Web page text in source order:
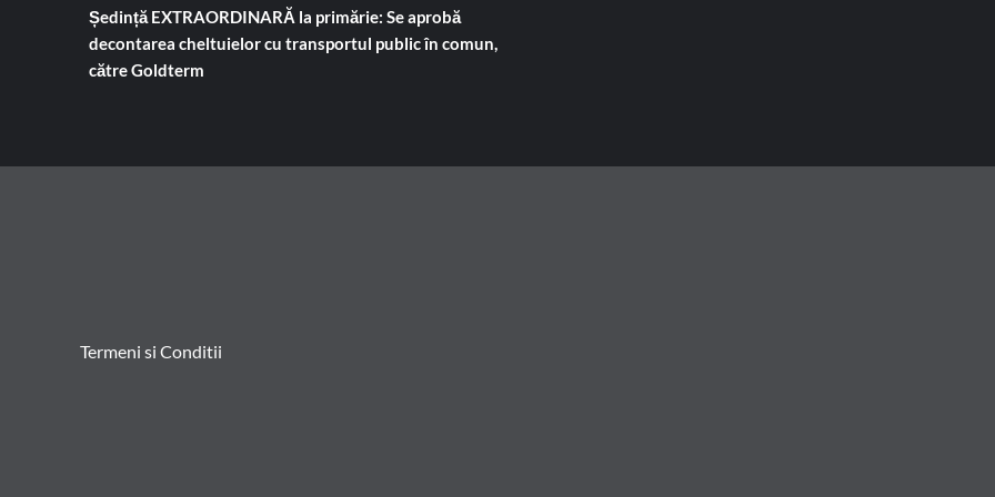
Ședință EXTRAORDINARĂ la primărie: Se aprobă
decontarea cheltuielor cu transportul public în comun,
către Goldterm
Termeni si Conditii